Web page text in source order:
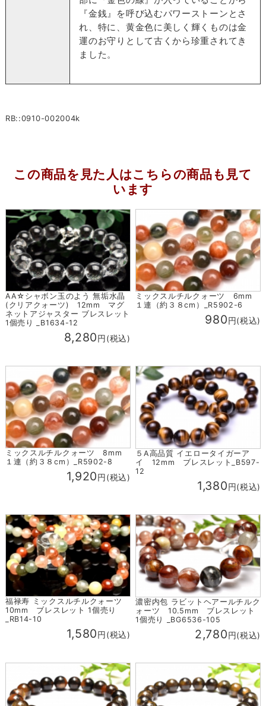
『金銭』を呼び込むパワーストーンとさ
れ、特に、黄金色に美しく輝くものは金
運のお守りとして古くから珍重されてき
ました。
RB::0910-002004k
この商品を見た人はこちらの商品も見て
います
AA☆シャボン玉のよう 無垢水晶
(クリアクォーツ) 12mm マグ
ネットアジャスター ブレスレット
1個売り _B1634-12
8,280円(税込)
ミックスルチルクォーツ 6mm
１連（約３８cm）_R5902-6
980円(税込)
ミックスルチルクォーツ 8mm
１連（約３８cm）_R5902-8
1,920円(税込)
５A高品質 イエロータイガーア
イ 12mm ブレスレット_B597-
12
1,380円(税込)
福禄寿 ミックスルチルクォーツ
10mm ブレスレット 1個売り
_RB14-10
1,580円(税込)
濃密内包 ラビットヘアールチルク
ォーツ 10.5mm ブレスレット
1個売り _BG6536-105
2,780円(税込)